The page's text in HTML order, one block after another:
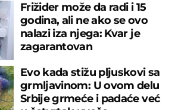
Frižider može da radi i 15
godina, ali ne ako se ovo
nalazi iza njega: Kvar je
zagarantovan
Evo kada stižu pljuskovi sa
grmljavinom: U ovom delu
Srbije grmeće i padaće već